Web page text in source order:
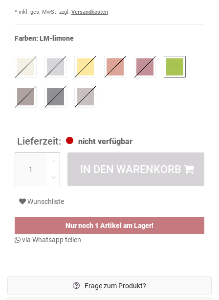
* inkl. ges. MwSt. zzgl. Versandkosten
Farben:LM-limone
nicht verfügbar
IN DEN WARENKORB
Wunschliste
Nur noch 1 Artikel am Lager!
via Whatsapp teilen
Frage zum Produkt?